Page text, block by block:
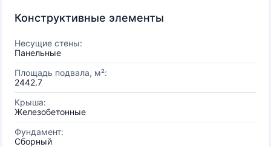
Конструктивные элементы
Несущие стены:
Панельные
Площадь подвала, м²:
2442.7
Крыша:
Железобетонные
Фундамент:
Сборный